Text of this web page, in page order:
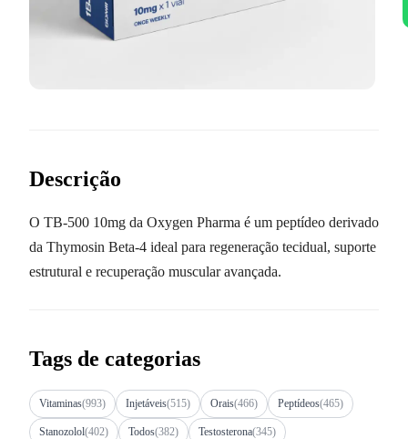
Descrição
O TB-500 10mg da Oxygen Pharma é um peptídeo derivado
da Thymosin Beta-4 ideal para regeneração tecidual, suporte
estrutural e recuperação muscular avançada.
Tags de categorias
Vitaminas(993) Injetáveis(515) Orais(466) Peptídeos(465)
Stanozolol(402) Todos(382) Testosterona(345)